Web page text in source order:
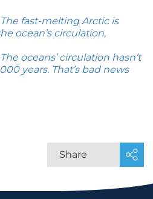
The fast-melting Arctic is
ocean’s circulation,
The oceans’ circulation hasn’t
years. That’s bad news
Share